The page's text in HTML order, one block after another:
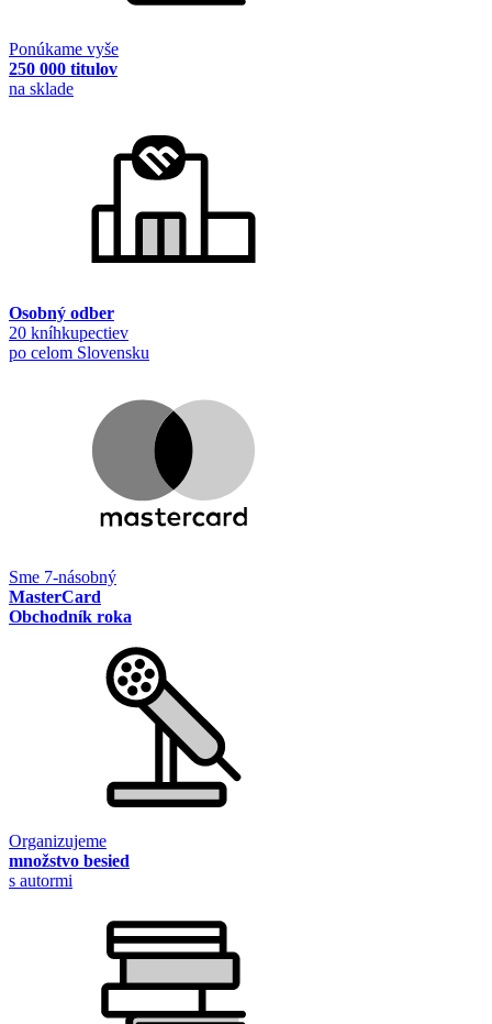
Ponúkame vyše
250 000 titulov
na sklade
Osobný odber
20 kníhkupectiev
po celom Slovensku
Sme 7-násobný
MasterCard
Obchodník roka
Organizujeme
množstvo besied
s autormi